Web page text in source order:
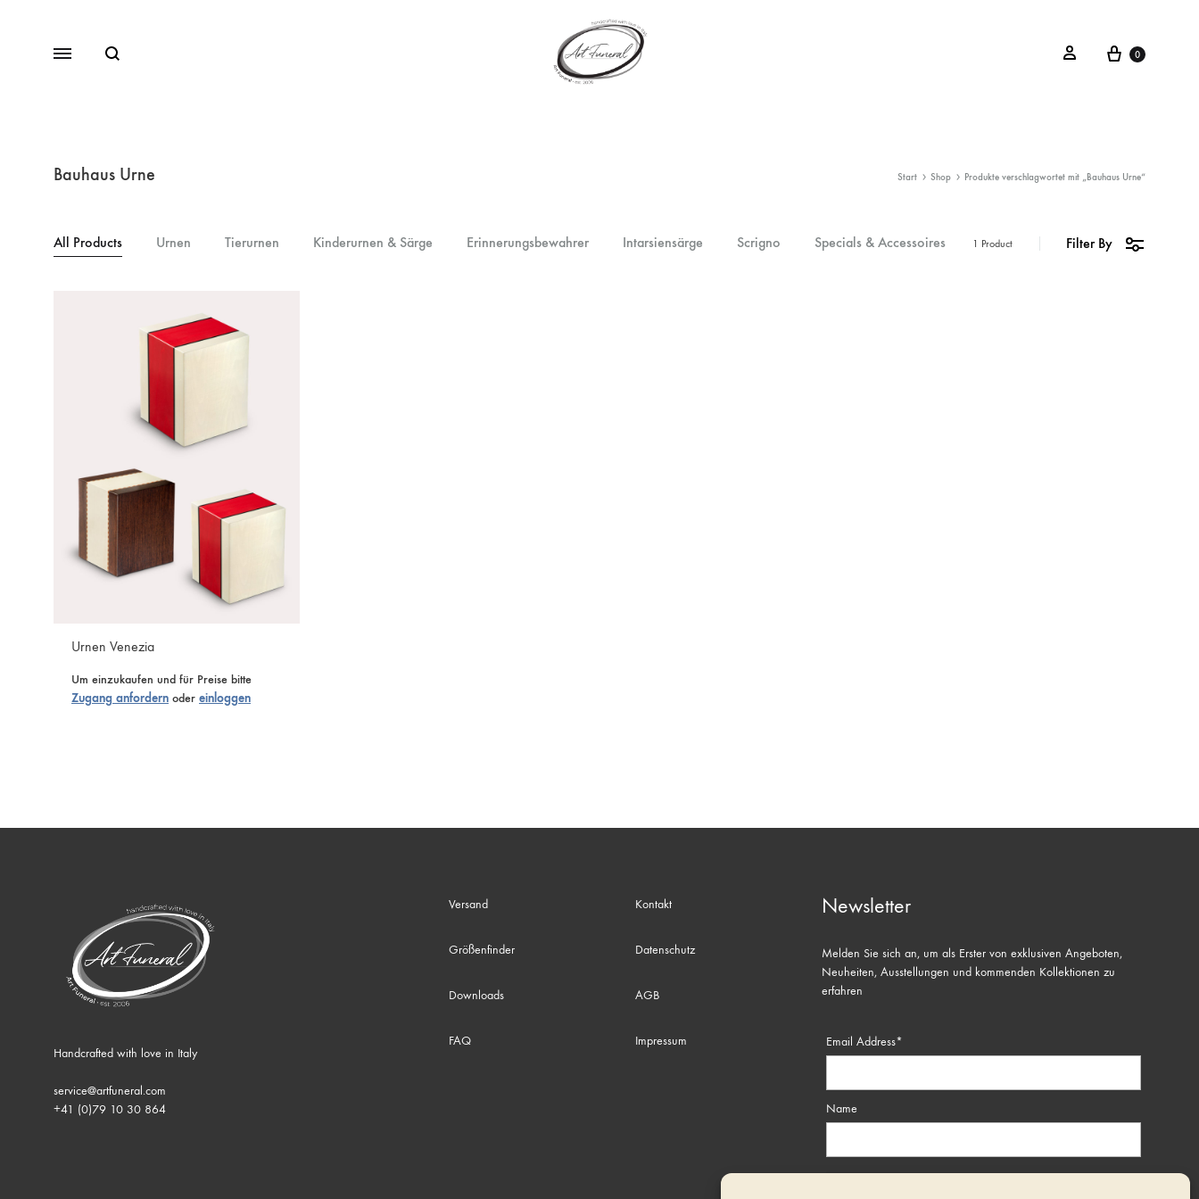
0
Bauhaus Urne Start Shop Produkte verschlagwortet mit „Bauhaus Urne“
All Products Urnen Tierurnen Kinderurnen & Särge Erinnerungsbewahrer Intarsiensärge Scrigno Specials & Accessoires Filter By
1 Product
Urnen Venezia
Um einzukaufen und für Preise bitte
Zugang anfordern oder einloggen
Handcrafted with love in Italy
service@artfuneral.com
+41 (0)79 10 30 864
Versand
Größenfinder
Downloads
FAQ
Kontakt
Datenschutz
AGB
Impressum
Newsletter
Melden Sie sich an, um als Erster von exklusiven Angeboten,
Neuheiten, Ausstellungen und kommenden Kollektionen zu
erfahren
Email Address*
Name